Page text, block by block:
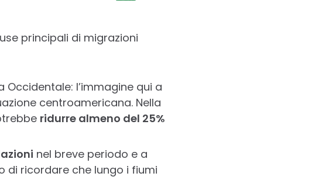
principali di migrazioni
Occidentale: l’immagine qui a
centroamericana. Nella
ridurre almeno del 25%
nel breve periodo e a
di ricordare che lungo i fiumi